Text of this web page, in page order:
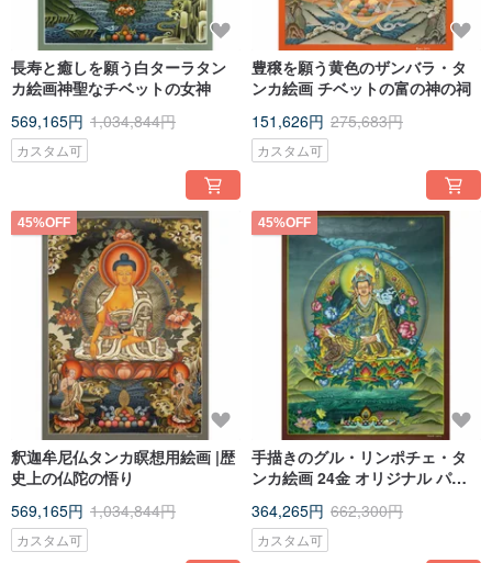
長寿と癒しを願う白ターラタン
カ絵画神聖なチベットの女神
569,165円 1,034,844円
カスタム可
豊穣を願う黄色のザンバラ・タ
ンカ絵画 チベットの富の神の祠
151,626円 275,683円
カスタム可
45%OFF
釈迦牟尼仏タンカ瞑想用絵画 |歴
史上の仏陀の悟り
569,165円 1,034,844円
カスタム可
45%OFF
手描きのグル・リンポチェ・タ
ンカ絵画 24金 オリジナル パド
364,265円 662,300円
カスタム可